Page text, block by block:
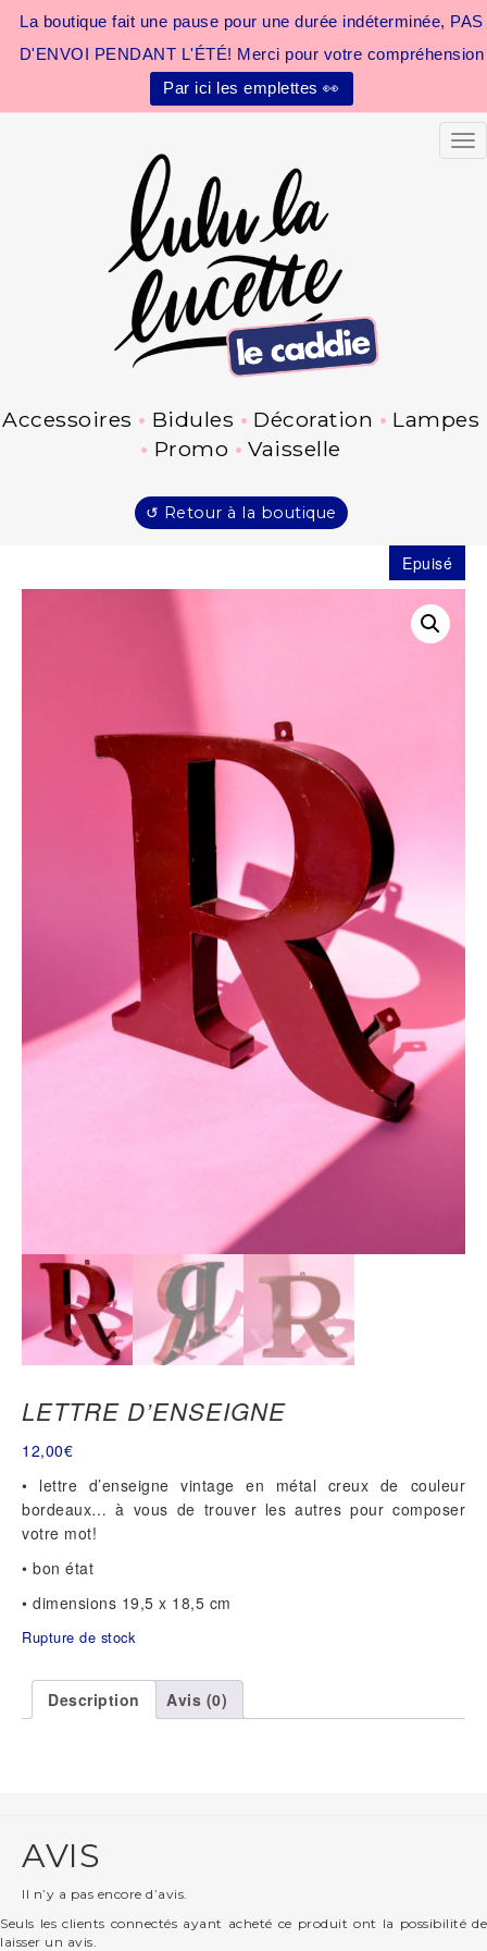
La boutique fait une pause pour une durée indéterminée, PAS
D'ENVOI PENDANT L'ÉTÉ! Merci pour votre compréhension
Par ici les emplettes 👀
Accessoires Bidules Décoration
Lampes
Promo
Vaisselle
↺ Retour à la boutique
Epuisé
LETTRE D’ENSEIGNE
12,00€
• lettre d’enseigne vintage en métal creux de couleur
bordeaux… à vous de trouver les autres pour composer
votre mot!
• bon état
• dimensions 19,5 x 18,5 cm
Rupture de stock
Description Avis (0)
AVIS
Il n’y a pas encore d’avis.
Seuls les clients connectés ayant acheté ce produit ont la possibilité de
laisser un avis.